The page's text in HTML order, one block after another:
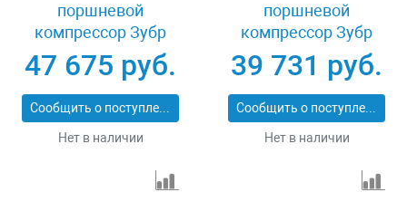
поршневой
компрессор Зубр
ЭКСПЕРТ ЗКПМ-440-
100-Р-2.2
47 675 руб.
Сообщить о поступлении
Нет в наличии
поршневой
компрессор Зубр
ЭКСПЕРТ ЗКПМ-440-
50-Р-2.2
39 731 руб.
Сообщить о поступлении
Нет в наличии